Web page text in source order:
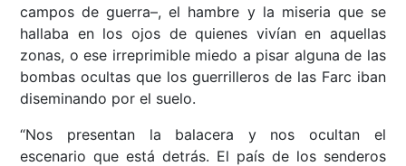
campos de guerra–, el hambre y la miseria que se
hallaba en los ojos de quienes vivían en aquellas
zonas, o ese irreprimible miedo a pisar alguna de las
bombas ocultas que los guerrilleros de las Farc iban
diseminando por el suelo.
“Nos presentan la balacera y nos ocultan el
escenario que está detrás. El país de los senderos